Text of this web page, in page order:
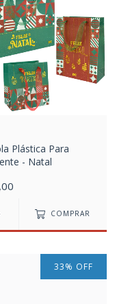
Plástica Para
- Natal
COMPRAR
33% OFF